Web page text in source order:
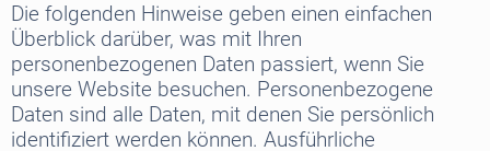
Die folgenden Hinweise geben einen einfachen
Überblick darüber, was mit Ihren
personenbezogenen Daten passiert, wenn Sie
unsere Website besuchen. Personenbezogene
Daten sind alle Daten, mit denen Sie persönlich
identifiziert werden können. Ausführliche